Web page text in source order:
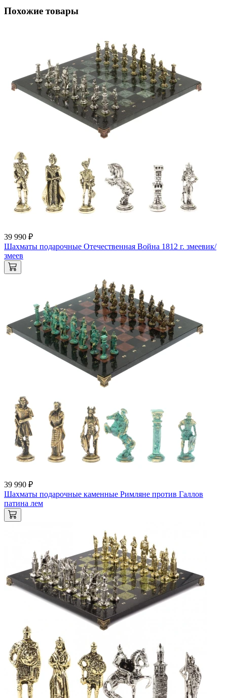
Похожие товары
39 990 ₽
Шахматы подарочные Отечественная Война 1812 г. змеевик/
змеев
39 990 ₽
Шахматы подарочные каменные Римляне против Галлов
патина лем